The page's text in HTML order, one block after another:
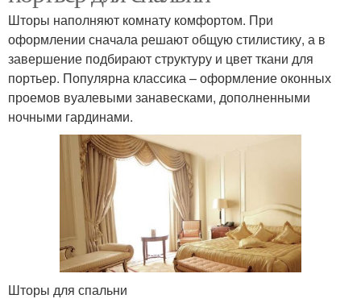
Шторы наполняют комнату комфортом. При
оформлении сначала решают общую стилистику, а в
завершение подбирают структуру и цвет ткани для
портьер. Популярна классика – оформление оконных
проемов вуалевыми занавесками, дополненными
ночными гардинами.
Шторы для спальни